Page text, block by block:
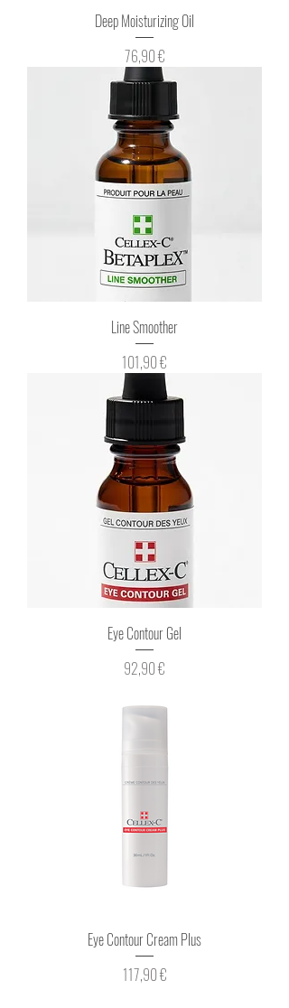
Deep Moisturizing Oil
Prix
76,90 €
Line Smoother
Prix
101,90 €
Eye Contour Gel
Prix
92,90 €
Eye Contour Cream Plus
Prix
117,90 €